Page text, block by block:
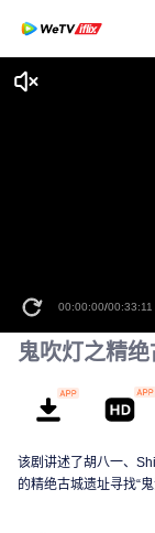
00:00:00/00:33:11
鬼吹灯之精
该剧讲述了胡八一、
的精绝古城遗址寻找“